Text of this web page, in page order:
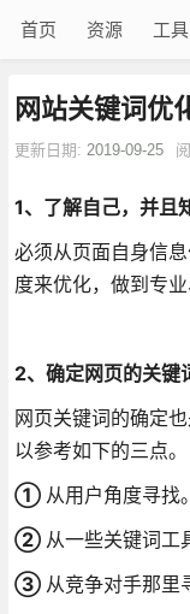
首页 资源 工具
网站关键词优
更新日期: 2019-09-25
1、了解自己，并且
必须从页面自身信
度来优化，做到专
2、确定网页的关键
网页关键词的确定
以参考如下的三点。
① 从用户角度寻找。
② 从一些关键词工
③ 从竞争对手那里